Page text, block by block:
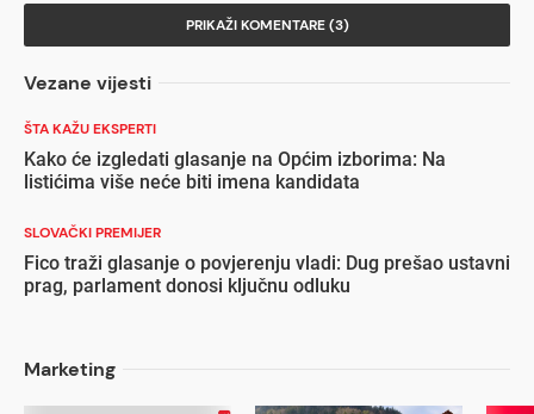
PRIKAŽI KOMENTARE (3)
Vezane vijesti
ŠTA KAŽU EKSPERTI
Kako će izgledati glasanje na Općim izborima: Na
listićima više neće biti imena kandidata
SLOVAČKI PREMIJER
Fico traži glasanje o povjerenju vladi: Dug prešao ustavni
prag, parlament donosi ključnu odluku
Marketing